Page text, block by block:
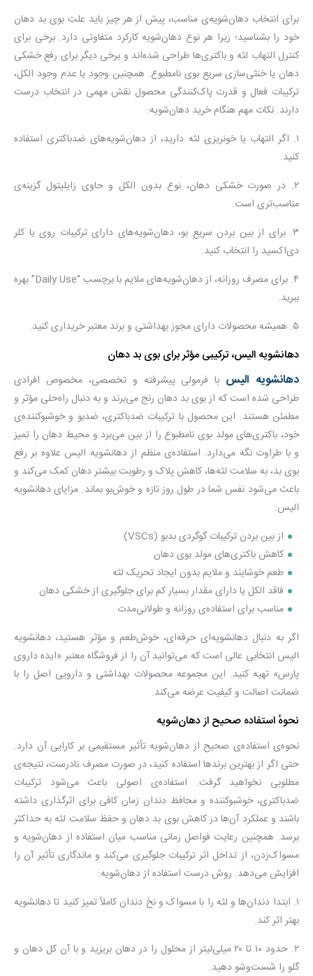
برای انتخاب دهان‌شویه‌ی مناسب، پیش از هر چیز باید علت بوی بد دهان
خود را بشناسید؛ زیرا هر نوع دهان‌شویه کارکرد متفاوتی دارد. برخی برای
کنترل التهاب لثه و باکتری‌ها طراحی شده‌اند و برخی دیگر برای رفع خشکی
دهان یا خنثی‌سازی سریع بوی نامطبوع. همچنین وجود یا عدم وجود الکل،
ترکیبات فعال و قدرت پاک‌کنندگی محصول نقش مهمی در انتخاب درست
دارند. نکات مهم هنگام خرید دهان‌شویه:
۱. اگر التهاب یا خونریزی لثه دارید، از دهان‌شویه‌های ضدباکتری استفاده
کنید.
۲. در صورت خشکی دهان، نوع بدون الکل و حاوی زایلیتول گزینه‌ی
مناسب‌تری است.
۳. برای از بین بردن سریع بو، دهان‌شویه‌های دارای ترکیبات روی یا کلر
دی‌اکسید را انتخاب کنید.
۴. برای مصرف روزانه، از دهان‌شویه‌های ملایم با برچسب “Daily Use” بهره
ببرید.
۵. همیشه محصولات دارای مجوز بهداشتی و برند معتبر خریداری کنید.
دهانشویه الیس، ترکیبی مؤثر برای بوی بد دهان
دهانشویه الیس با فرمولی پیشرفته و تخصصی، مخصوص افرادی
طراحی شده است که از بوی بد دهان رنج می‌برند و به دنبال راه‌حلی مؤثر و
مطمئن هستند. این محصول با ترکیبات ضدباکتری، ضدبو و خوشبوکننده‌ی
خود، باکتری‌های مولد بوی نامطبوع را از بین می‌برد و محیط دهان را تمیز
و با طراوت نگه می‌دارد. استفاده‌ی منظم از دهانشویه الیس علاوه بر رفع
بوی بد، به سلامت لثه‌ها، کاهش پلاک و رطوبت بیشتر دهان کمک می‌کند و
باعث می‌شود نفس شما در طول روز تازه و خوش‌بو بماند. مزایای دهانشویه
الیس:
از بین بردن ترکیبات گوگردی بدبو (VSCs)
کاهش باکتری‌های مولد بوی دهان
طعم خوشایند و ملایم بدون ایجاد تحریک لثه
فاقد الکل یا دارای مقدار بسیار کم برای جلوگیری از خشکی دهان
مناسب برای استفاده‌ی روزانه و طولانی‌مدت
اگر به دنبال دهانشویه‌ای حرفه‌ای، خوش‌طعم و مؤثر هستید، دهانشویه
الیس انتخابی عالی است که می‌توانید آن را از فروشگاه معتبر «ایده داروی
پارس» تهیه کنید. این مجموعه محصولات بهداشتی و دارویی اصل را با
ضمانت اصالت و کیفیت عرضه می‌کند.
نحوهٔ استفاده صحیح از دهان‌شویه
نحوه‌ی استفاده‌ی صحیح از دهان‌شویه تأثیر مستقیمی بر کارایی آن دارد.
حتی اگر از بهترین برندها استفاده کنید، در صورت مصرف نادرست، نتیجه‌ی
مطلوبی نخواهید گرفت. استفاده‌ی اصولی باعث می‌شود ترکیبات
ضدباکتری، خوشبوکننده و محافظ دندان زمان کافی برای اثرگذاری داشته
باشند و عملکرد آن‌ها در کاهش بوی بد دهان و حفظ سلامت لثه به حداکثر
برسد. همچنین رعایت فواصل زمانی مناسب میان استفاده از دهان‌شویه و
مسواک‌زدن، از تداخل اثر ترکیبات جلوگیری می‌کند و ماندگاری تأثیر آن را
افزایش می‌دهد. روش درست استفاده از دهان‌شویه:
۱. ابتدا دندان‌ها و لثه را با مسواک و نخ دندان کاملاً تمیز کنید تا دهانشویه
بهتر اثر کند.
۲. حدود ۱۰ تا ۲۰ میلی‌لیتر از محلول را در دهان بریزید و با آن کل دهان و
گلو را شست‌وشو دهید.